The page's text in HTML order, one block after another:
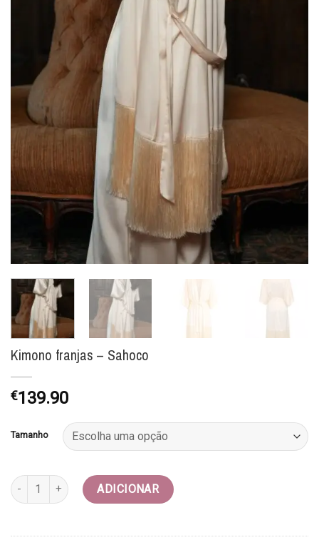
Kimono franjas – Sahoco
€139.90
Tamanho
Quantidade de Kimono franjas - Sahoco
ADICIONAR